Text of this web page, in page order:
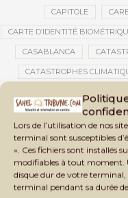
Lors de l’utilisation de nos
terminal sont susceptibles
». Ces fichiers sont installés
modifiables à tout moment.
disque dur de votre
terminal pendant sa durée
CAPITOLE
CARTE D’IDENTITÉ
CASABLANCA
CATASTROPHES
CEDEAO CÉDÉAO CEI
CEMAPI CEN-
CENTRALE SOLAIRE DE
CENTRE